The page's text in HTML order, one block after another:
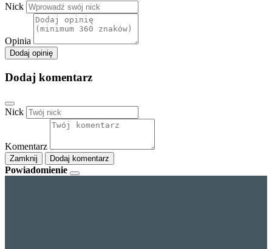
Nick
Opinia
Dodaj opinię
Dodaj komentarz
Nick
Komentarz
Zamknij Dodaj komentarz
Powiadomienie